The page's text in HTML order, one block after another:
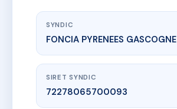
SYNDIC
FONCIA PYRENEES GASCOGNE
SIRET SYNDIC
72278065700093